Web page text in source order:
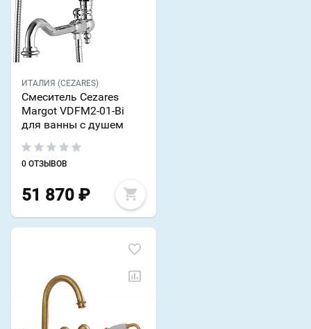
ИТАЛИЯ (CEZARES)
Смеситель Cezares
Margot VDFM2-01-Bi
для ванны с душем
0 ОТЗЫВОВ
51 870 ₽